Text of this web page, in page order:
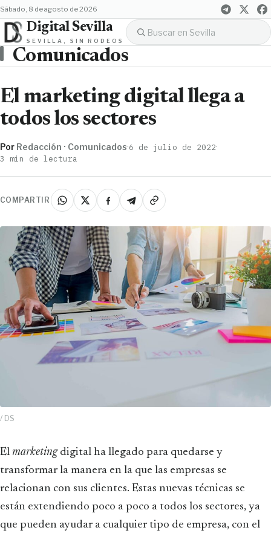
sábado, 8 de agosto de 2026
Digital Sevilla
SEVILLA, SIN RODEOS
Comunicados
El marketing digital llega a
todos los sectores
Por Redacción · Comunicados·6 de julio de 2022·
3 min de lectura
COMPARTIR
/ DS
El marketingdigital ha llegado para quedarse y
transformar la manera en la que las empresas se
relacionan con sus clientes. Estas nuevas técnicas se
están extendiendo poco a poco a todos los sectores, ya
que pueden ayudar a cualquier tipo de empresa, con el